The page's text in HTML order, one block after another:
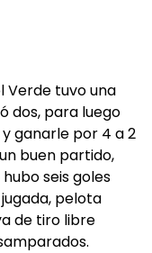
Verde tuvo una
dos, para luego
ganarle por 4 a 2
buen partido,
seis goles
pelota
de tiro libre